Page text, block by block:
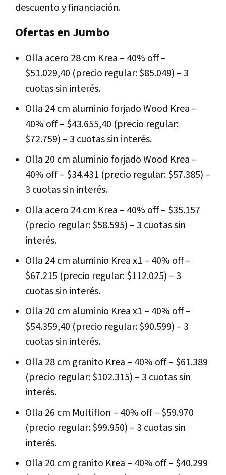
descuento y financiación.
Ofertas en Jumbo
Olla acero 28 cm Krea – 40% off –
$51.029,40 (precio regular: $85.049) – 3
cuotas sin interés.
Olla 24 cm aluminio forjado Wood Krea –
40% off – $43.655,40 (precio regular:
$72.759) – 3 cuotas sin interés.
Olla 20 cm aluminio forjado Wood Krea –
40% off – $34.431 (precio regular: $57.385) –
3 cuotas sin interés.
Olla acero 24 cm Krea – 40% off – $35.157
(precio regular: $58.595) – 3 cuotas sin
interés.
Olla 24 cm aluminio Krea x1 – 40% off –
$67.215 (precio regular: $112.025) – 3
cuotas sin interés.
Olla 20 cm aluminio Krea x1 – 40% off –
$54.359,40 (precio regular: $90.599) – 3
cuotas sin interés.
Olla 28 cm granito Krea – 40% off – $61.389
(precio regular: $102.315) – 3 cuotas sin
interés.
Olla 26 cm Multiflon – 40% off – $59.970
(precio regular: $99.950) – 3 cuotas sin
interés.
Olla 20 cm granito Krea – 40% off – $40.299